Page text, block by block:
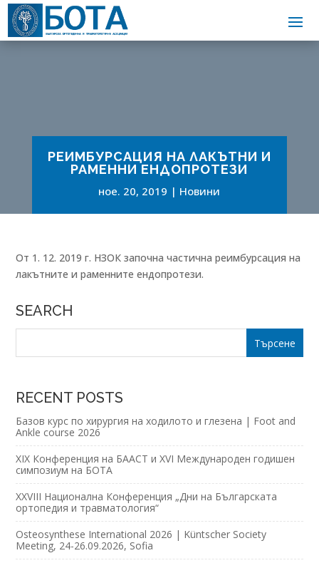
РЕИМБУРСАЦИЯ НА ЛАКЪТНИ И
РАМЕННИ ЕНДОПРОТЕЗИ
ное. 20, 2019 Новини
От 1. 12. 2019 г. НЗОК започна частична реимбурсация на
лакътните и раменните ендопротези.
SEARCH
RECENT POSTS
Базов курс по хирургия на ходилото и глезена | Foot and
Ankle course 2026
XIX Конференция на БААСТ и XVI Международен годишен
симпозиум на БОТА
XXVIII Национална Конференция „Дни на Българската
ортопедия и травматология“
Osteosynthese International 2026 | Küntscher Society
Meeting, 24-26.09.2026, Sofia